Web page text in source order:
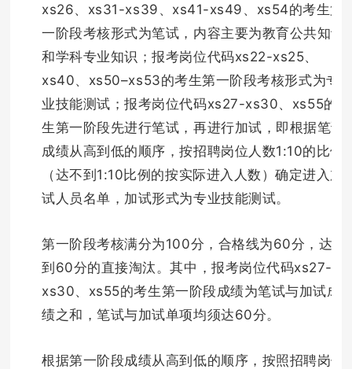
xs26、xs31-xs39、xs41-xs49、xs54的考生第
一阶段考核形式为笔试，内容主要为教育公共知识
和学科专业知识；报考岗位代码xs22-xs25、
xs40、xs50–xs53的考生第一阶段考核形式为专
业技能测试；报考岗位代码xs27-xs30、xs55的考
生第一阶段先进行笔试，再进行加试，即根据笔试
成绩从高到低的顺序，按招聘岗位人数1:10的比例
（达不到1:10比例的按实际进入人数）确定进入加
试人员名单，加试形式为专业技能测试。
第一阶段考核满分为100分，合格线为60分，达不
到60分的直接淘汰。其中，报考岗位代码xs27-
xs30、xs55的考生第一阶段成绩为笔试与加试成
绩之和，笔试与加试单项均须达60分。
根据第一阶段成绩从高到低的顺序，按照招聘岗位